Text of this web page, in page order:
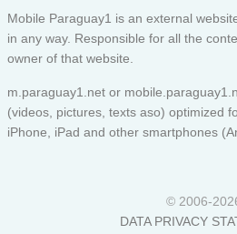
Mobile Paraguay1 is an external
in any way. Responsible for all the
owner of that website.
m.paraguay1.net or
(videos, pictures, texts aso) optimized
iPhone, iPad and other smartphones
© 2006-
DATA PRIVACY